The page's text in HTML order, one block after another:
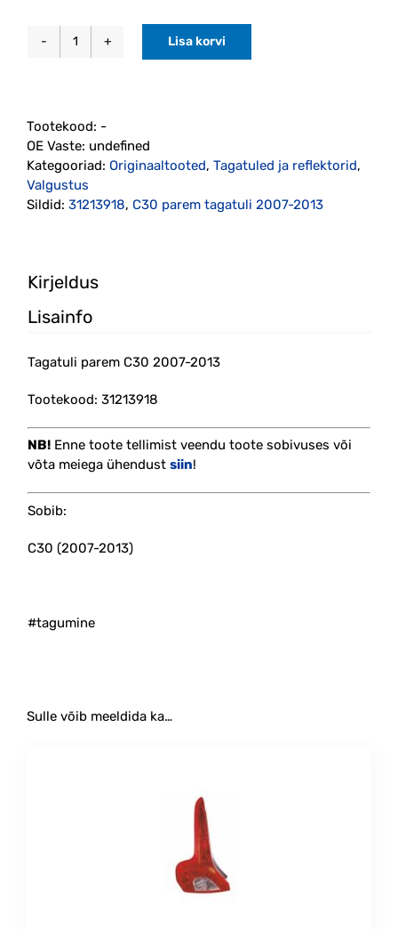
Tagatuli
2013
(31213918)
kogus
Lisa korvi
Tootekood: -
OE Vaste: undefined
Kategooriad: Originaaltooted, Tagatuled ja reflektorid,
Valgustus
Sildid: 31213918, C30 parem tagatuli 2007-2013
Kirjeldus
Lisainfo
Tagatuli parem C30 2007-2013
Tootekood: 31213918
NB! Enne toote tellimist veendu toote sobivuses või
võta meiega ühendust siin!
Sobib:
C30 (2007-2013)
#tagumine
Sulle võib meeldida ka…